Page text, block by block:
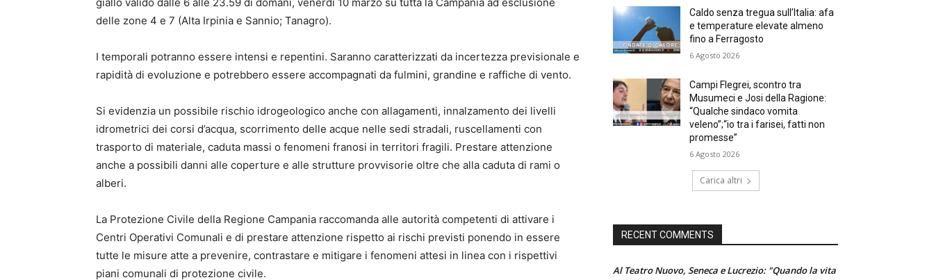
delle zone 4 e 7 (Alta Irpinia e Sannio; Tanagro).
I temporali potranno essere intensi e repentini. Saranno caratterizzati da incertezza previsionale e
rapidità di evoluzione e potrebbero essere accompagnati da fulmini, grandine e raffiche di vento.
Si evidenzia un possibile rischio idrogeologico anche con allagamenti, innalzamento dei livelli
idrometrici dei corsi d’acqua, scorrimento delle acque nelle sedi stradali, ruscellamenti con
trasporto di materiale, caduta massi o fenomeni franosi in territori fragili. Prestare attenzione
anche a possibili danni alle coperture e alle strutture provvisorie oltre che alla caduta di rami o
alberi.
La Protezione Civile della Regione Campania raccomanda alle autorità competenti di attivare i
Centri Operativi Comunali e di prestare attenzione rispetto ai rischi previsti ponendo in essere
tutte le misure atte a prevenire, contrastare e mitigare i fenomeni attesi in linea con i rispettivi
piani comunali di protezione civile.
Caldo senza tregua sull’Italia: afa
e temperature elevate almeno
fino a Ferragosto
6 Agosto 2026
Campi Flegrei, scontro tra
Musumeci e Josi della Ragione:
“Qualche sindaco vomita
veleno”;“io tra i farisei, fatti non
promesse”
6 Agosto 2026
Carica altri
RECENT COMMENTS
Al Teatro Nuovo, Seneca e Lucrezio: "Quando la vita